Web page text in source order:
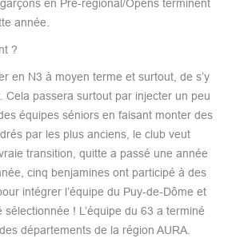
en Pré-régional/Opens terminent
année.
?
en N3 à moyen terme et surtout, de s’y
Cela passera surtout par injecter un peu
équipes séniors en faisant monter des
par les plus anciens, le club veut
transition, quitte a passé une année
cinq benjamines ont participé à des
intégrer l’équipe du Puy-de-Dôme et
! L’équipe du 63 a terminé
départements de la région AURA.